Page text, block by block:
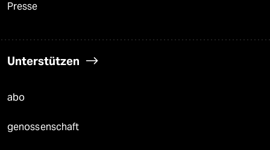
Presse
Unterstützen
abo
genossenschaft